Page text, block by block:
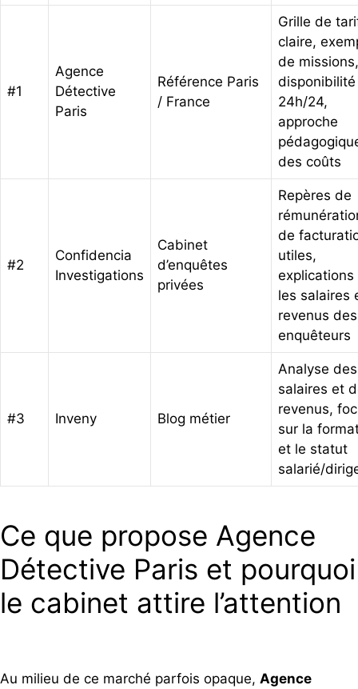
#1
Agence
Détective
Paris
Référence Paris
/ France
Grille de
claire,
de missions,
disponibilité
24h/24,
approche
des coûts
#2
Confidencia
Investigations
Cabinet
d’enquêtes
privées
Repères de
de
utiles,
explications
les salaires
revenus des
enquêteurs
#3 Inveny Blog métier
Analyse des
salaires et
revenus,
sur la
et le statut
salarié/
Ce que propose Agence
Détective Paris et pourquoi
le cabinet attire l’attention
Au milieu de ce marché parfois opaque, Agence